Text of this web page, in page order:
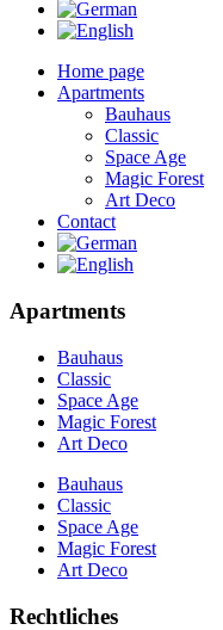
Home page
Apartments
Bauhaus
Classic
Space Age
Magic Forest
Art Deco
Contact
Apartments
Bauhaus
Classic
Space Age
Magic Forest
Art Deco
Bauhaus
Classic
Space Age
Magic Forest
Art Deco
Rechtliches